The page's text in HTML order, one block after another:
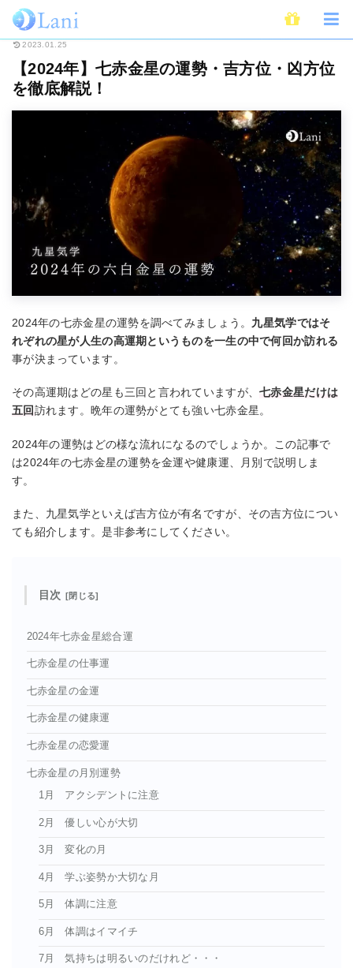
ホーム 占い 【2024年】七赤金星の運勢・吉方位・凶方位を徹
2023.01.25
【2024年】七赤金星の運勢・吉方位・凶方位
を徹底解説！
2024年の七赤金星の運勢を調べてみましょう。 九星気学ではそ
れぞれの星が人生の高運期というものを一生の中で何回か訪れる
事が決まっています。
その高運期はどの星も三回と言われていますが、七赤金星だけは
五回訪れます。晩年の運勢がとても強い七赤金星。
2024年の運勢はどの様な流れになるのでしょうか。この記事で
は2024年の七赤金星の運勢を金運や健康運、月別で説明しま
す。
また、九星気学といえば吉方位が有名ですが、その吉方位につい
ても紹介します。是非参考にしてください。
目次
2024年七赤金星総合運
七赤金星の仕事運
七赤金星の金運
七赤金星の健康運
七赤金星の恋愛運
七赤金星の月別運勢
1月 アクシデントに注意
2月 優しい心が大切
3月 変化の月
4月 学ぶ姿勢か大切な月
5月 体調に注意
6月 体調はイマイチ
7月 気持ちは明るいのだけれど・・・